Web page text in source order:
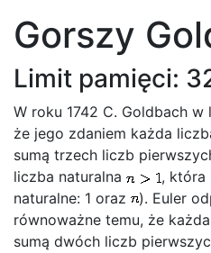
Gorszy
Limit pamięci:
W roku 1742 C. Goldbach w
że jego zdaniem każda
sumą trzech liczb
liczba naturalna
, która
naturalne: 1 oraz
). Euler
równoważne temu, że
sumą dwóch liczb